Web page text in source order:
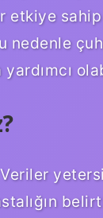
sahip
nedenle